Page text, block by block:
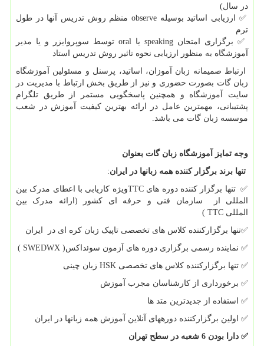
در سال)
✅ ارزیابی اساتید بوسیله observe منظم روش تدریس آنها در طول
ترم
✅ برگزاری امتحان speaking یا oral توسط سوپروایزر و یا مدیر
آموزشگاه به منظور ارزیابی نحوه تاثیر روش تدریس استاد
ارتباط صمیمانه زبان آموزان، اساتید، پرسنل و مسئولین آموزشگاه
زبان گات بصورت حضوری و نیز از طریق بخش ارتباط با مدیریت در
سایت آموزشگاه و همچنین پاسخگویی مستمر از طریق تلگرام
پشتیبانی، مهمترین عامل در ارائه بهترین کیفیت آموزش در شعب
موسسه زبان گات می باشد.
وجه تمایز آموزشگاه زبان گات بعنوان
تنها برند برگزار کننده همه زبانها در ایران:
✅تنها برگزار کننده دوره های TTCویژه کاریابی با اعطای مدرک بین
المللی از سازمان فنی و حرفه ای کشور (ارائه مدرک بین
المللی TTC
)
✅تنها برگزارکننده کلاس های تخصصی تاپیک زبان کره ای در ایران
✅ نماینده رسمی برگزاری دوره های آزمون سوئداکس( SWEDWX
)
✅ تنها برگزارکننده کلاس های تخصصی HSK زبان چینی
✅ برخورداری از کارشناسان مجرب آموزش
✅ استفاده از جدیدترین متد ها
✅ اولین برگزارکننده دوره­های آنلاین آموزش همه زبانها در ایران
✅ دارا بودن 6 شعبه در سطح تهران